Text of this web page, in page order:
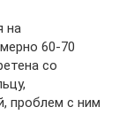
на
60-70
со
проблем с ним